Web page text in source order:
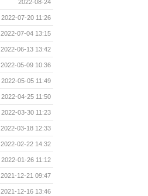
2022-08-24
2022-07-20 11:26
2022-07-04 13:15
2022-06-13 13:42
2022-05-09 10:36
2022-05-05 11:49
2022-04-25 11:50
2022-03-30 11:23
2022-03-18 12:33
2022-02-22 14:32
2022-01-26 11:12
2021-12-21 09:47
2021-12-16 13:46